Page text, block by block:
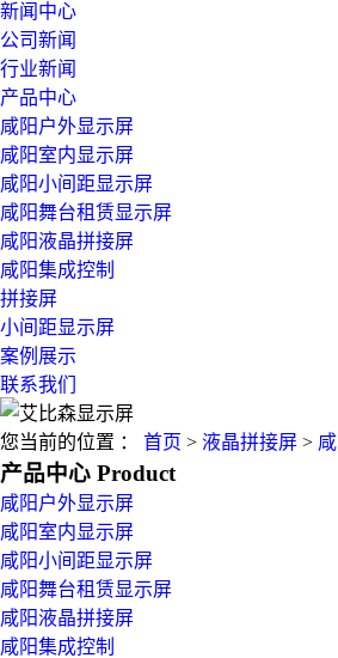
新闻中心
公司新闻
行业新闻
产品中心
咸阳户外显示屏
咸阳室内显示屏
咸阳小间距显示屏
咸阳舞台租赁显示屏
咸阳液晶拼接屏
咸阳集成控制
拼接屏
小间距显示屏
案例展示
联系我们
您当前的位置 ： 首页 > 液晶拼接屏 >
产品中心 Product
咸阳户外显示屏
咸阳室内显示屏
咸阳小间距显示屏
咸阳舞台租赁显示屏
咸阳液晶拼接屏
咸阳集成控制